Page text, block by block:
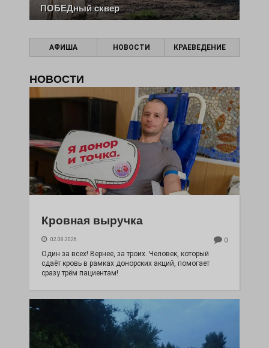
ПОБЕДный сквер
АФИША НОВОСТИ КРАЕВЕДЕНИЕ
НОВОСТИ
Кровная выручка
02.08.2026 0
Один за всех! Вернее, за троих. Человек, который
сдаёт кровь в рамках донорских акций, помогает
сразу трём пациентам!